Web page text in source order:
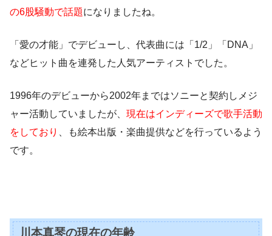
の6股騒動で話題になりましたね。
「愛の才能」でデビューし、代表曲には「1/2」「DNA」
などヒット曲を連発した人気アーティストでした。
1996年のデビューから2002年まではソニーと契約しメジ
ャー活動していましたが、 現在はインディーズで歌手活動
をしており 、も絵本出版・楽曲提供などを行っているよう
です。
川本真琴の現在の年齢